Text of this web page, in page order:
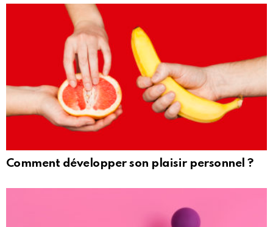
Comment développer son plaisir personnel ?